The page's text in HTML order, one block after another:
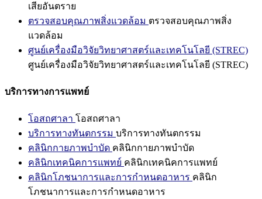
เสียอันตราย
ตรวจสอบคุณภาพสิ่งแวดล้อม ตรวจสอบคุณภาพสิ่ง
แวดล้อม
ศูนย์เครื่องมือวิจัยวิทยาศาสตร์และเทคโนโลยี (STREC)
ศูนย์เครื่องมือวิจัยวิทยาศาสตร์และเทคโนโลยี (STREC)
บริการทางการแพทย์
โอสถศาลา โอสถศาลา
บริการทางทันตกรรม บริการทางทันตกรรม
คลินิกกายภาพบำบัด คลินิกกายภาพบำบัด
คลินิกเทคนิคการแพทย์ คลินิกเทคนิคการแพทย์
คลินิกโภชนาการและการกำหนดอาหาร คลินิก
โภชนาการและการกำหนดอาหาร